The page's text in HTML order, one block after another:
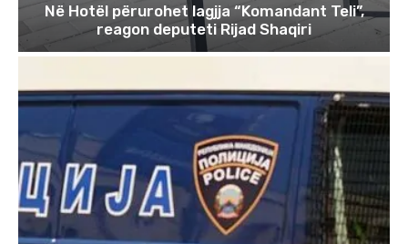
Në Hotël përurohet lagjja “Komandant Teli”,
reagon deputeti Rijad Shaqiri